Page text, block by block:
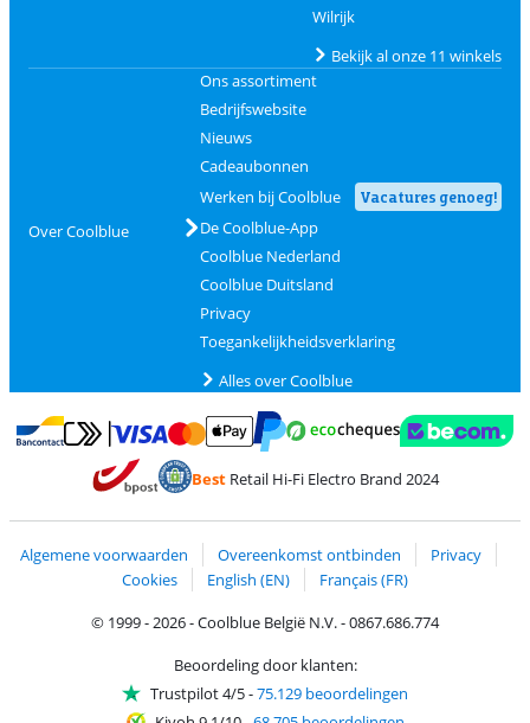
Wilrijk
Bekijk al onze 11 winkels
Over Coolblue
Ons assortiment
Bedrijfswebsite
Nieuws
Cadeaubonnen
Werken bij Coolblue
Vacatures genoeg!
De Coolblue-App
Coolblue Nederland
Coolblue Duitsland
Privacy
Toegankelijkheidsverklaring
Alles over Coolblue
Betalen met Bancontact
Betalen met MasterCard en Visa via ClickToPay
Betalen met PayPal
BestRetail Hi-Fi Electro Brand 2024
Algemene voorwaarden Overeenkomst ontbinden
Privacy
Cookies
English (EN)
Français (FR)
© 1999 - 2026 - Coolblue België N.V. - 0867.686.774
Beoordeling door klanten:
Trustpilot 4/5-75.129 beoordelingen